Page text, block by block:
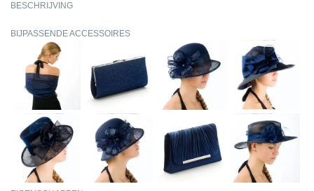
BESCHRIJVING
BIJPASSENDE ACCESSOIRES